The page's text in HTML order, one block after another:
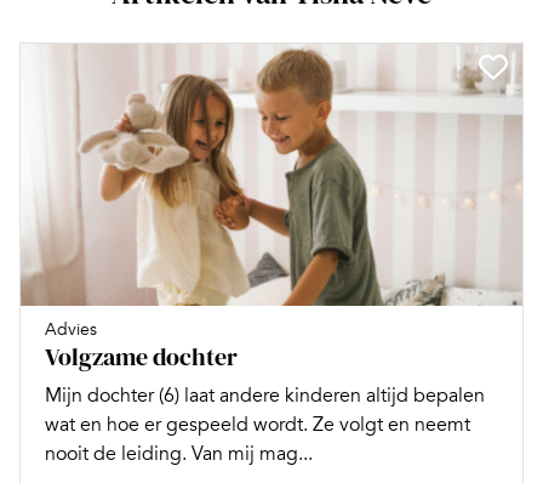
Advies
Volgzame dochter
Mijn dochter (6) laat andere kinderen altijd bepalen
wat en hoe er gespeeld wordt. Ze volgt en neemt
nooit de leiding. Van mij mag...